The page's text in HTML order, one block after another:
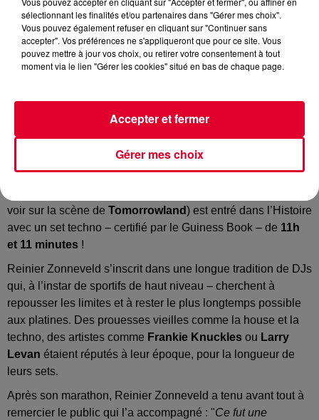
Reinier Zonneveld
Crédit : @instagram.com/reinierzonneveld
Record mondial du DJ set le plus long : 11h11
Il a réalisé le DJ set le plus long du monde !
Zonnevelda relevé le défi le week-end dernier au Karren
voir sur la scène de Tomorrowland) est entré dans l’Histoire
avec un set techno – certifié par le Guiness Book – de 11h
et 11 minutes !
Reinier Zonneveld s’inscrit dans une longue tradition de DJs
qui, à l’instar de sportifs de haut niveau – cherchent à
repousser les limites et à rester le plus longtemps possible
aux platines. Des prouesses vieilles comme la house et la
techno, des artistes comme Frankie Knuckles ou Larry
Levan étaient réputés à leur époque, pour la longueur de
leurs sets.
Après son marathon, Reinier Zonneveld a tenu avant tout à
remercier le public qui l’a accompagné : "Ce fut une
sélectionnant les finalités et/ou partenaires dans "Gérer mes choix".
Vous pouvez également refuser en cliquant sur "Continuer sans
accepter". Vos préférences ne s'appliqueront que pour ce site. Vous
pouvez mettre à jour vos choix, ou retirer votre consentement à tout
moment via le lien "Gérer les cookies" situé en bas de chaque page.
Gérer mes choix
Accepter et fermer